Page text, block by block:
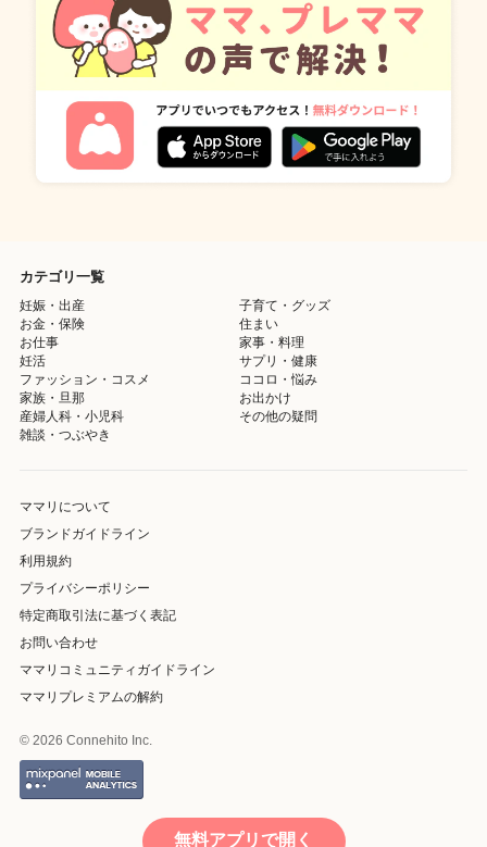
カテゴリ一覧
妊娠・出産
子育て・グッズ
お金・保険
住まい
お仕事
家事・料理
妊活
サプリ・健康
ファッション・コスメ
ココロ・悩み
家族・旦那
お出かけ
産婦人科・小児科
その他の疑問
雑談・つぶやき
ママリについて
ブランドガイドライン
利用規約
プライバシーポリシー
特定商取引法に基づく表記
お問い合わせ
ママリコミュニティガイドライン
ママリプレミアムの解約
© 2026 Connehito Inc.
無料アプリで開く